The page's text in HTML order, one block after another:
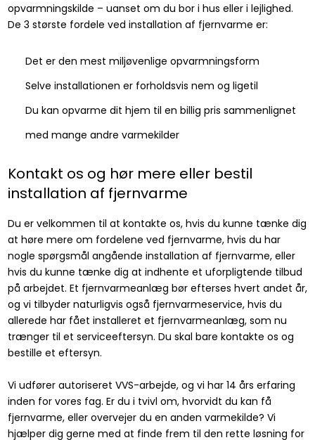
opvarmningskilde – uanset om du bor i hus eller i lejlighed.
De 3 største fordele ved installation af fjernvarme er:
​Det er den mest miljøvenlige opvarmningsform
​Selve installationen er forholdsvis nem og ligetil
​Du kan opvarme dit hjem til en billig pris sammenlignet
med mange andre varmekilder
Kontakt os og hør mere eller bestil
installation af fjernvarme
Du er velkommen til at kontakte os, hvis du kunne tænke dig
at høre mere om fordelene ved fjernvarme, hvis du har
nogle spørgsmål angående installation af fjernvarme, eller
hvis du kunne tænke dig at indhente et uforpligtende tilbud
på arbejdet. Et fjernvarmeanlæg bør efterses hvert andet år,
og vi tilbyder naturligvis også fjernvarmeservice, hvis du
allerede har fået installeret et fjernvarmeanlæg, som nu
trænger til et serviceeftersyn. Du skal bare kontakte os og
bestille et eftersyn.
Vi udfører autoriseret VVS-arbejde, og vi har 14 års erfaring
inden for vores fag. Er du i tvivl om, hvorvidt du kan få
fjernvarme, eller overvejer du en anden varmekilde? Vi
hjælper dig gerne med at finde frem til den rette løsning for